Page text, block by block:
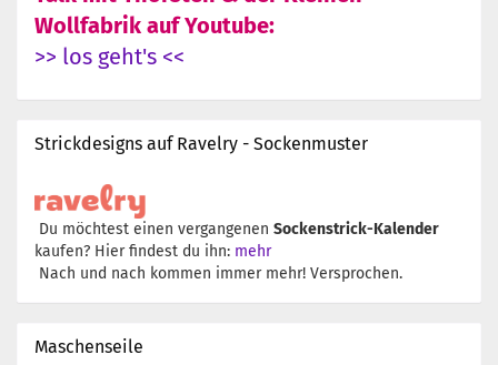
Wollfabrik auf Youtube:
>> los geht's <<
Strickdesigns auf Ravelry - Sockenmuster
Du möchtest einen vergangenen Sockenstrick-Kalender
kaufen? Hier findest du ihn: mehr
Nach und nach kommen immer mehr! Versprochen.
Maschenseile